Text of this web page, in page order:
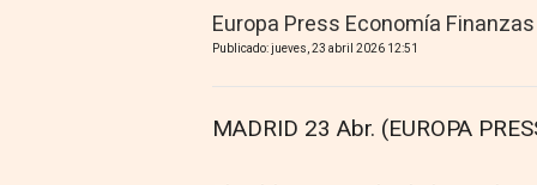
Europa Press Economía Finanzas
Publicado: jueves, 23 abril 2026 12:51
MADRID 23 Abr. (EUROPA